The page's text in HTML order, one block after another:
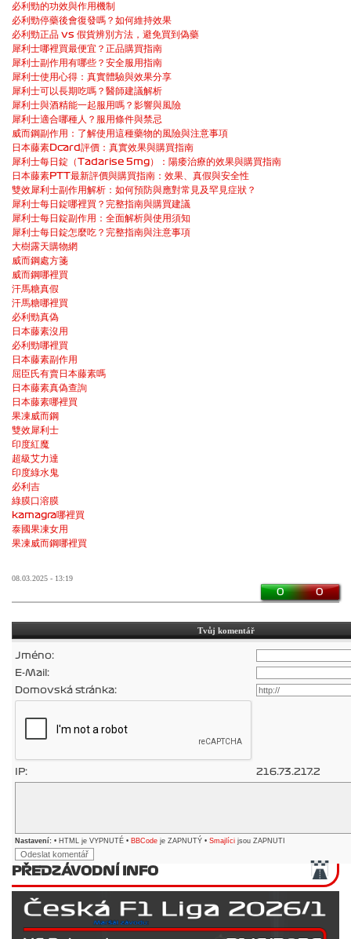
必利勁的功效與作用機制
必利勁停藥後會復發嗎？如何維持效果
必利勁正品 vs 假貨辨別方法，避免買到偽藥
犀利士哪裡買最便宜？正品購買指南
犀利士副作用有哪些？安全服用指南
犀利士使用心得：真實體驗與效果分享
犀利士可以長期吃嗎？醫師建議解析
犀利士與酒精能一起服用嗎？影響與風險
犀利士適合哪種人？服用條件與禁忌
威而鋼副作用：了解使用這種藥物的風險與注意事項
日本藤素Dcard評價：真實效果與購買指南
犀利士每日錠（Tadarise 5mg）：陽痿治療的效果與購買指南
日本藤素PTT最新評價與購買指南：效果、真假與安全性
雙效犀利士副作用解析：如何預防與應對常見及罕見症狀？
犀利士每日錠哪裡買？完整指南與購買建議
犀利士每日錠副作用：全面解析與使用須知
犀利士每日錠怎麼吃？完整指南與注意事項
大樹露天購物網
威而鋼處方箋
威而鋼哪裡買
汗馬糖真假
汗馬糖哪裡買
必利勁真偽
日本藤素沒用
必利勁哪裡買
日本藤素副作用
屈臣氏有賣日本藤素嗎
日本藤素真偽查詢
日本藤素哪裡買
果凍威而鋼
雙效犀利士
印度紅魔
超級艾力達
印度綠水鬼
必利吉
綠膜口溶膜
kamagra哪裡買
泰國果凍女用
果凍威而鋼哪裡買
08.03.2025 - 13:19
0 0
Tvůj komentář
Jméno:
E-Mail:
Domovská stránka:
IP: 216.73.217.2
Nastavení: • HTML je VYPNUTÉ • BBCode je ZAPNUTÝ • Smajlíci jsou ZAPNUTI
PŘEDZÁVODNÍ INFO